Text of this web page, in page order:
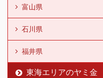
富山県
石川県
福井県
東海エリアのヤミ金